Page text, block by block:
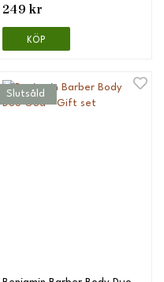
249 kr
KÖP
Slutsåld